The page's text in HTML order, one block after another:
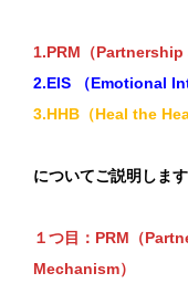
1.PRM（
2.EIS （Emotional
3.HHB（Heal the
についてご説明します
１つ目：PRM（
Mechanism）